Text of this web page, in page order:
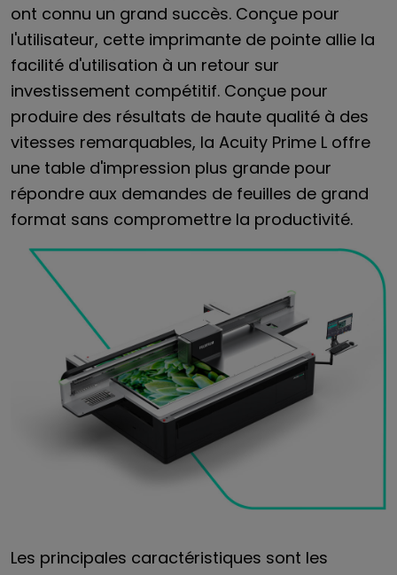
ont connu un grand succès. Conçue pour
l'utilisateur, cette imprimante de pointe allie la
facilité d'utilisation à un retour sur
investissement compétitif. Conçue pour
produire des résultats de haute qualité à des
vitesses remarquables, la Acuity Prime L offre
une table d'impression plus grande pour
répondre aux demandes de feuilles de grand
format sans compromettre la productivité.
Les principales caractéristiques sont les